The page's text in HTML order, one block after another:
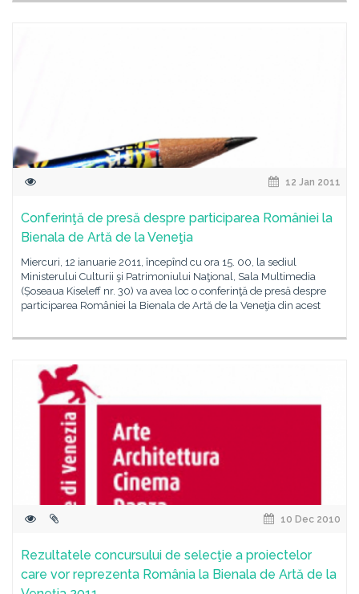
12 Jan 2011
Conferinţă de presă despre participarea României la
Bienala de Artă de la Veneţia
Miercuri, 12 ianuarie 2011, începînd cu ora 15. 00, la sediul
Ministerului Culturii şi Patrimoniului Naţional, Sala Multimedia
(Șoseaua Kiseleff nr. 30) va avea loc o conferinţă de presă despre
participarea României la Bienala de Artă de la Veneţia din acest
10 Dec 2010
Rezultatele concursului de selecţie a proiectelor
care vor reprezenta România la Bienala de Artă de la